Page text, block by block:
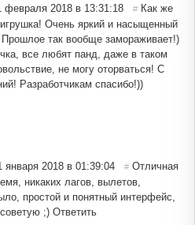
февраля 2018 в 13:31:18 # Как же
Очень яркий и насыщенный
так вообще замораживает!)
все любят панд, даже в таком
не могу оторваться! С
Разработчикам спасибо!))
января 2018 в 01:39:04 # Отличная
никаких лагов, вылетов,
простой и понятный интерфейс,
;) Ответить